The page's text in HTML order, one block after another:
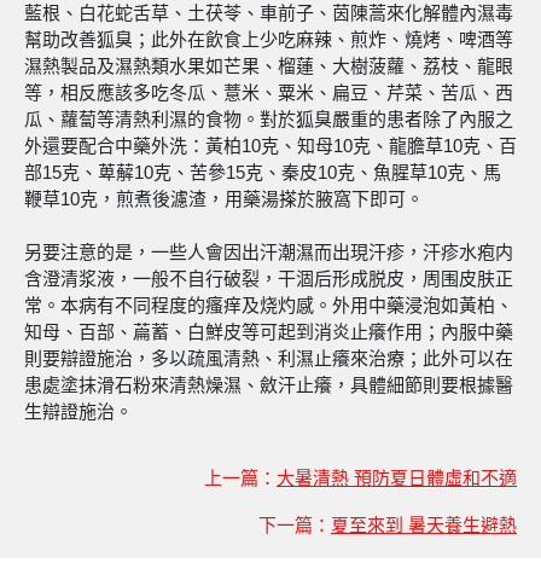
藍根、白花蛇舌草、土茯苓、車前子、茵陳蒿來化解體內濕毒
幫助改善狐臭；此外在飲食上少吃麻辣、煎炸、燒烤、啤酒等
濕熱製品及濕熱類水果如芒果、榴蓮、大樹菠蘿、荔枝、龍眼
等，相反應該多吃冬瓜、薏米、粟米、扁豆、芹菜、苦瓜、西
瓜、蘿蔔等清熱利濕的食物。對於狐臭嚴重的患者除了內服之
外還要配合中藥外洗：黃柏10克、知母10克、龍膽草10克、百
部15克、萆薢10克、苦參15克、秦皮10克、魚腥草10克、馬
鞭草10克，煎煮後濾渣，用藥湯搽於腋窩下即可。
另要注意的是，一些人會因出汗潮濕而出現汗疹，汗疹水疱内
含澄清浆液，一般不自行破裂，干涸后形成脱皮，周围皮肤正
常。本病有不同程度的瘙痒及烧灼感。外用中藥浸泡如黃柏、
知母、百部、萹蓄、白鮮皮等可起到消炎止癢作用；內服中藥
則要辯證施治，多以疏風清熱、利濕止癢來治療；此外可以在
患處塗抹滑石粉來清熱燥濕、斂汗止癢，具體細節則要根據醫
生辯證施治。
上一篇： 大暑清熱 預防夏日體虛和不適
下一篇： 夏至來到 暑天養生避熱